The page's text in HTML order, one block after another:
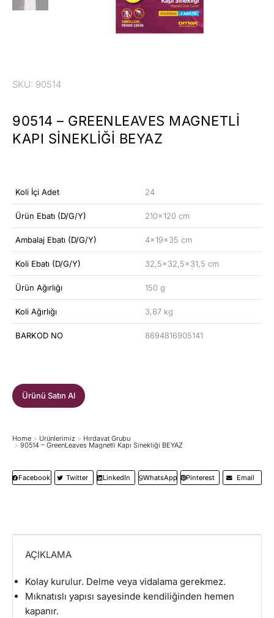
SKU: 90514
90514 – GREENLEAVES MAGNETLI
KAPI SINEKLIĞI BEYAZ
Koli İçi Adet 24
Ürün Ebatı (D/G/Y) 210×120 cm
Ambalaj Ebatı (D/G/Y) 4x19x35 cm
Koli Ebatı (D/G/Y) 32,5×32,5×31,5 cm
Ürün Ağırlığı 150 g
Koli Ağırlığı 3,87 kg
BARKOD NO 8694816905141
Ürünü Satın Al
You are here:
Home Ürünlerimiz Hırdavat Grubu
90514 – GreenLeaves Magnetli Kapı Sinekliği BEYAZ
Facebook Twitter LinkedIn WhatsApp Pinterest Email
AÇIKLAMA
Kolay kurulur. Delme veya vidalama gerekmez.
Mıknatıslı yapısı sayesinde kendiliğinden hemen
kapanır.